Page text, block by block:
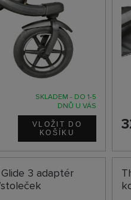
SKLADEM - DO 1-5
DNŮ U VÁS
3 adaptér